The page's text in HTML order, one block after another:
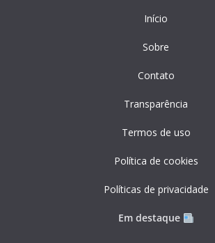
Início
Sobre
Contato
Transparência
Termos de uso
Política de cookies
Políticas de privacidade
Em destaque